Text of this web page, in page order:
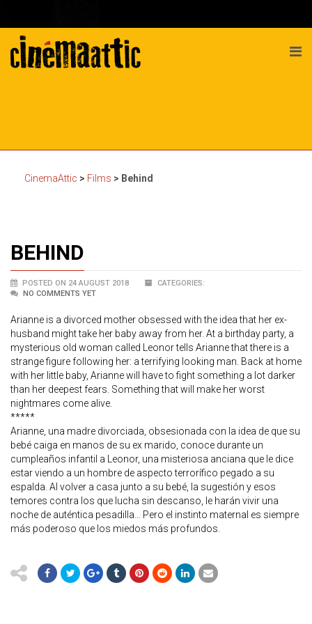
CinemaAttic > Films > Behind
BEHIND
POSTED ON 24 AUGUST 2018
CATEGORIES:
NO COMMENTS YET
Arianne is a divorced mother obsessed with the idea that her ex-
husband might take her baby away from her. At a birthday party, a
mysterious old woman called Leonor tells Arianne that there is a
strange figure following her: a terrifying looking man. Back at home
with her little baby, Arianne will have to fight something a lot darker
than her deepest fears. Something that will make her worst
nightmares come alive.
*****
Arianne, una madre divorciada, obsesionada con la idea de que su
bebé caiga en manos de su ex marido, conoce durante un
cumpleaños infantil a Leonor, una misteriosa anciana que le dice
estar viendo a un hombre de aspecto terrorífico pegado a su
espalda. Al volver a casa junto a su bebé, la sugestión y esos
temores contra los que lucha sin descanso, le harán vivir una
noche de auténtica pesadilla… Pero el instinto maternal es siempre
más poderoso que los miedos más profundos.